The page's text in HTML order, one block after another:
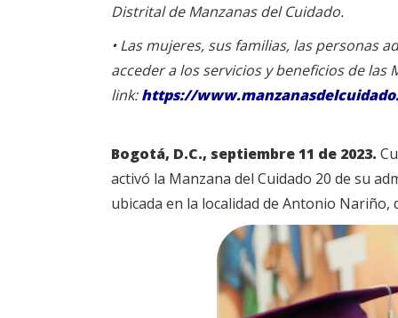
Distrital de Manzanas del Cuidado.
• Las mujeres, sus familias, las personas
acceder a los servicios y beneficios de
link:https://
Bogotá, D.C., septiembre 11 de 2023.
activó la Manzana del Cuidado 20 de su
ubicada en la localidad de Antonio